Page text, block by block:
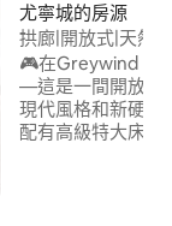
尤寧城的房源
拱廊|開放式|天然
🎮在Greywind
—這是一間開放式
現代風格和新硬木
配有高級特大床床